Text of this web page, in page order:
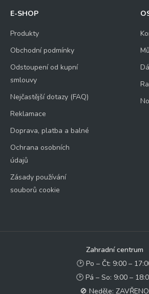
E-SHOP
Produkty
Obchodní podmínky
Odstoupení od kupní
smlouvy
Nejčastější dotazy (FAQ)
Reklamace
Doprava, platba a balné
Ochrana osobních
údajů
Zásady používání
souborů cookie
Zahradní centrum
🕑 Po – Čt: 9:00 –
🕑 Pá – So: 9:00 –
🚫 Neděle: ZAVŘENO